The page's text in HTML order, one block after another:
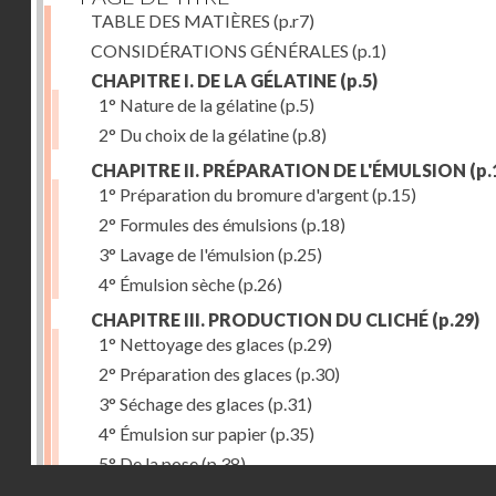
TABLE DES MATIÈRES (p.r7)
CONSIDÉRATIONS GÉNÉRALES (p.1)
CHAPITRE I. DE LA GÉLATINE (p.5)
1° Nature de la gélatine(p.5)
2° Du choix de la gélatine(p.8)
CHAPITRE II. PRÉPARATION DE L'ÉMULSION
1° Préparation du bromure d'argent(p.15)
2° Formules des émulsions (p.18)
3° Lavage de l'émulsion(p.25)
4° Émulsion sèche(p.26)
CHAPITRE III. PRODUCTION DU CLICHÉ (p.29)
1° Nettoyage des glaces (p.29)
2° Préparation des glaces (p.30)
3° Séchage des glaces (p.31)
4° Émulsion sur papier(p.35)
5° De la pose(p.38)